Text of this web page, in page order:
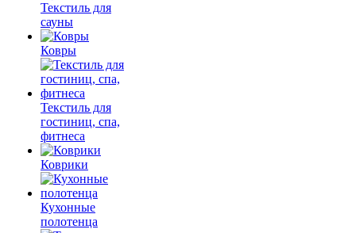
Текстиль для
сауны
Ковры
Текстиль для
гостиниц, спа,
фитнеса
Коврики
Кухонные
полотенца